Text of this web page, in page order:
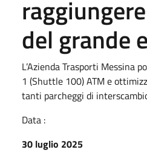
del grande
L’Azienda Trasporti Messina
1 (Shuttle 100) ATM e
tanti parcheggi di
Data :
30 luglio 2025